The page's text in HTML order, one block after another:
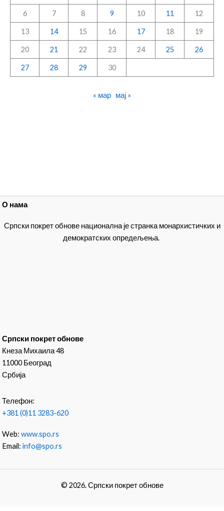
6 7 8 9 10 11 12
13 14 15 16 17 18 19
20 21 22 23 24 25 26
27 28 29 30
« мар мај »
О нама
Српски покрет обнове национална је странка монархистичких и
демократских опредељења.
Српски покрет обнове
Кнеза Михаила 48
11000 Београд
Србија
Телефон:
+381 (0)11 3283-620
Web:www.spo.rs
Email:info@spo.rs
© 2026. Српски покрет обнове